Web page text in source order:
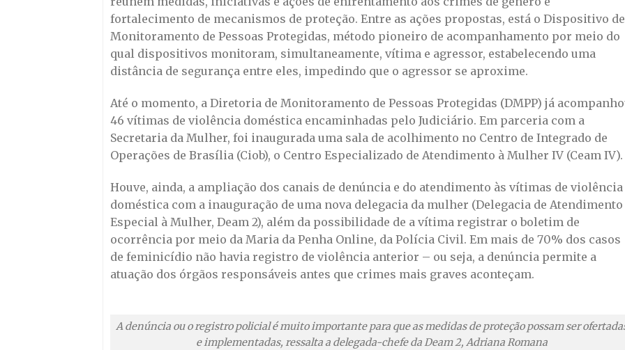
fortalecimento de mecanismos de proteção. Entre as ações propostas, está o Dispositivo de
Monitoramento de Pessoas Protegidas, método pioneiro de acompanhamento por meio do
qual dispositivos monitoram, simultaneamente, vítima e agressor, estabelecendo uma
distância de segurança entre eles, impedindo que o agressor se aproxime.
Até o momento, a Diretoria de Monitoramento de Pessoas Protegidas (DMPP) já
46 vítimas de violência doméstica encaminhadas pelo Judiciário. Em parceria com a
Secretaria da Mulher, foi inaugurada uma sala de acolhimento no Centro de Integrado de
Operações de Brasília (Ciob), o Centro Especializado de Atendimento à Mulher IV (Ceam IV).
Houve, ainda, a ampliação dos canais de denúncia e do atendimento às vítimas de violência
doméstica com a inauguração de uma nova delegacia da mulher (Delegacia de Atendimento
Especial à Mulher, Deam 2), além da possibilidade de a vítima registrar o boletim de
ocorrência por meio da Maria da Penha Online, da Polícia Civil. Em mais de 70% dos casos
de feminicídio não havia registro de violência anterior – ou seja, a denúncia permite a
atuação dos órgãos responsáveis antes que crimes mais graves aconteçam.
A denúncia ou o registro policial é muito importante para que as medidas de proteção possam ser
e implementadas, ressalta a delegada-chefe da Deam 2, Adriana Romana